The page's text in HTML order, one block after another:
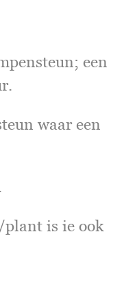
een
waar een
plant is ie ook